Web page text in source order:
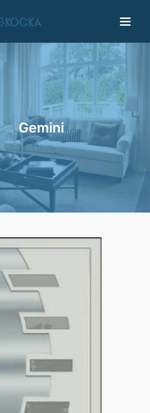
Gemini